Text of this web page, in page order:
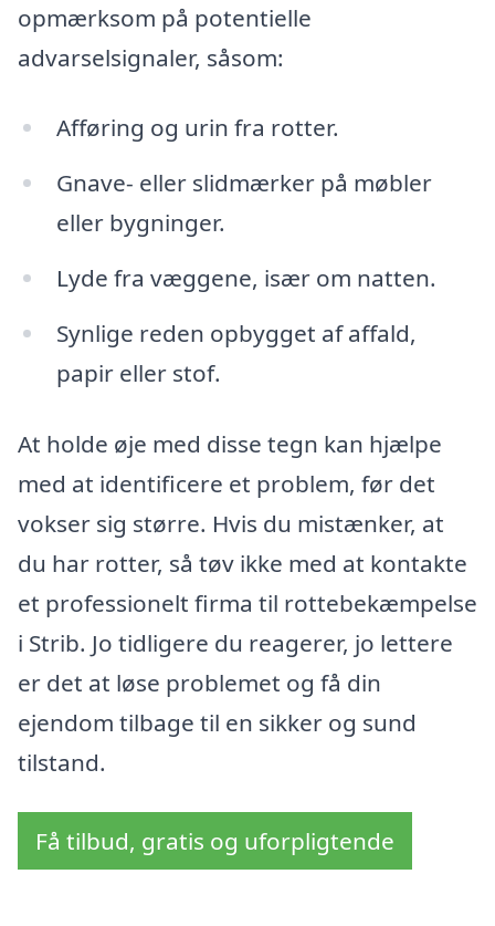
opmærksom på potentielle
advarselsignaler, såsom:
Afføring og urin fra rotter.
Gnave- eller slidmærker på møbler
eller bygninger.
Lyde fra væggene, især om natten.
Synlige reden opbygget af affald,
papir eller stof.
At holde øje med disse tegn kan hjælpe
med at identificere et problem, før det
vokser sig større. Hvis du mistænker, at
du har rotter, så tøv ikke med at kontakte
et professionelt firma til rottebekæmpelse
i Strib. Jo tidligere du reagerer, jo lettere
er det at løse problemet og få din
ejendom tilbage til en sikker og sund
tilstand.
Få tilbud, gratis og uforpligtende